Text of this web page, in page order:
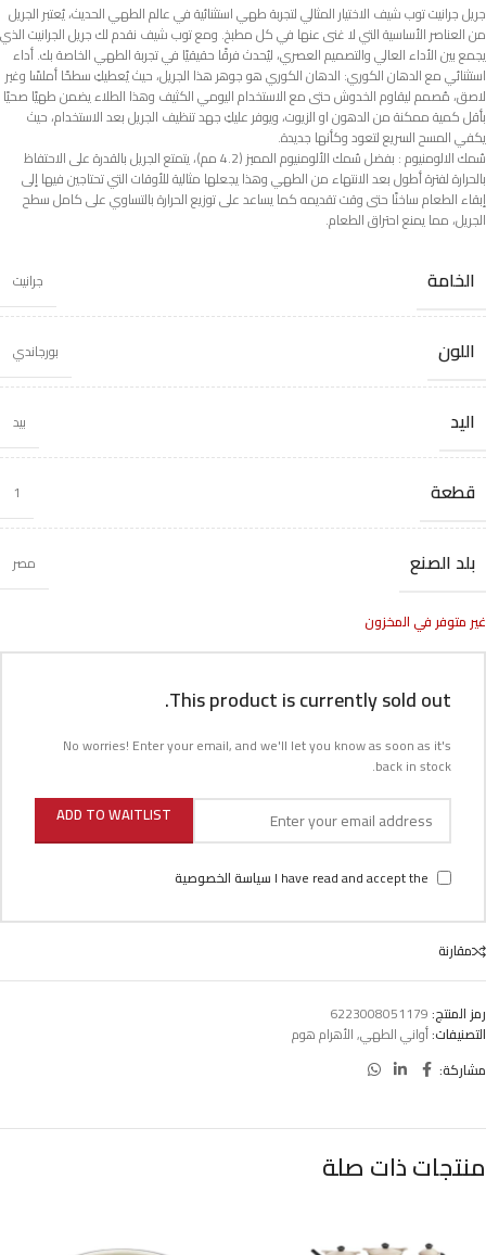
جريل جرانيت توب شيف الاختيار المثالي لتجربة طهي استثنائية في عالم الطهي الحديث، يُعتبر الجريل
من العناصر الأساسية التي لا غنى عنها في كل مطبخ. ومع توب شيف نقدم لك جريل الجرانيت الذي
يجمع بين الأداء العالي والتصميم العصري، ليُحدث فرقًا حقيقيًا في تجربة الطهي الخاصة بك. أداء
استثنائي مع الدهان الكوري: الدهان الكوري هو جوهر هذا الجريل، حيث يُعطيكِ سطحًا أملسًا وغير
لاصق، مُصمم ليقاوم الخدوش حتى مع الاستخدام اليومي الكثيف وهذا الطلاء يضمن طهيًا صحيًا
بأقل كمية ممكنة من الدهون او الزيوت، ويوفر عليكِ جهد تنظيف الجريل بعد الاستخدام، حيث
يكفي المسح السريع لتعود وكأنها جديدة.
سُمك الالومنيوم : بفضل سُمك الألومنيوم المميز (4.2 مم)، يتمتع الجريل بالقدرة على الاحتفاظ
بالحرارة لفترة أطول بعد الانتهاء من الطهي وهذا يجعلها مثالية للأوقات التي تحتاجين فيها إلى
إبقاء الطعام ساخنًا حتى وقت تقديمه كما يساعد على توزيع الحرارة بالتساوي على كامل سطح
الجريل، مما يمنع احتراق الطعام.
الخامة جرانيت
اللون بورجاندي
اليد بيد
قطعة 1
بلد الصنع مصر
غير متوفر في المخزون
This product is currently sold out.
No worries! Enter your email, and we'll let you know as soon as it's
back in stock.
ADD TO WAITLIST
I have read and accept the سياسة الخصوصية
مقارنة
رمز المنتج:6223008051179
التصنيفات:أواني الطهي,الأهرام هوم
مشاركة:
منتجات ذات صلة